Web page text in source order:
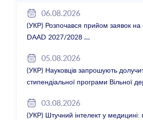
06.08.2026
(УКР) Розпочався прийом заявок на
DAAD 2027/2028
05.08.2026
(УКР) Науковців запрошують
стипендіальної програми Вільної
03.08.2026
(УКР) Штучний інтелект у медицині: